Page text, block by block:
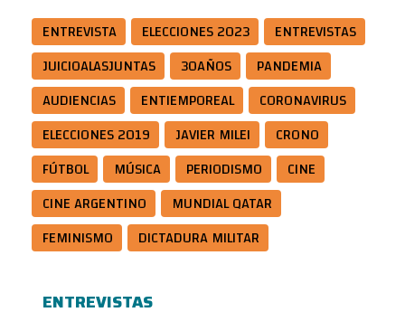
ENTREVISTA ELECCIONES 2023
ENTREVISTAS
JUICIOALASJUNTAS
30AÑOS
PANDEMIA
AUDIENCIAS
ENTIEMPOREAL
CORONAVIRUS
ELECCIONES 2019
JAVIER MILEI
CRONO
FÚTBOL
MÚSICA PERIODISMO
CINE
CINE ARGENTINO
MUNDIAL QATAR
FEMINISMO
DICTADURA MILITAR
ENTREVISTAS